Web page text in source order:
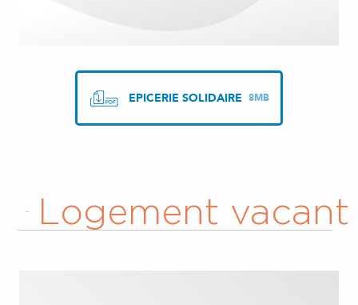
EPICERIE SOLIDAIRE 8MB
Logement vacant